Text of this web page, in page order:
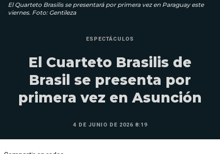
El Quarteto Brasilis se presentará por primera vez en Paraguay este
viernes. Foto: Gentileza
ESPECTÁCULOS
El Cuarteto Brasilis de
Brasil se presenta por
primera vez en Asunción
4 DE JUNIO DE 2026 8:19